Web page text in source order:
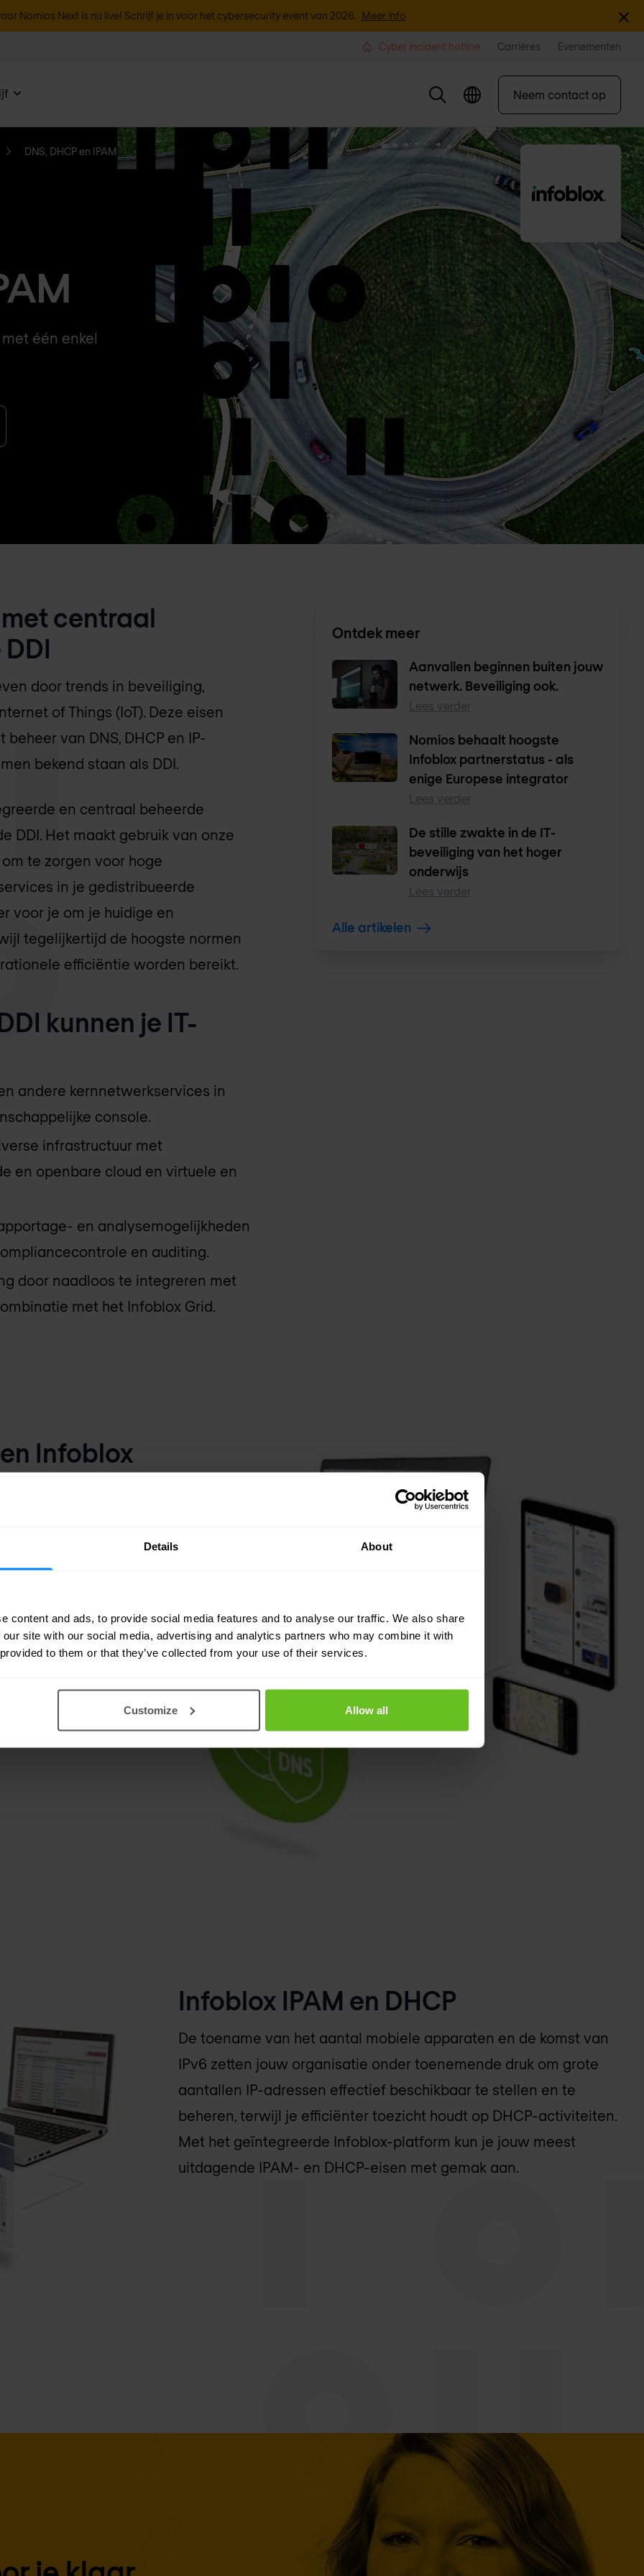
Details About
content and ads, to provide social media features and to analyse our traffic. We also share
site with our social media, advertising and analytics partners who may combine it with
to them or that they’ve collected from your use of their services.
Customize Allow all
Nomios Next is nu live! Schrijf je in voor het cybersecurity event van 2026. Meer info
Cyber incident hotline Carrières Evenementen
Neem contact op
DNS, DHCP en IPAM
één enkel
centraal
door trends in beveiliging,
of Things (IoT). Deze eisen
van DNS, DHCP en IP-
bekend staan als DDI.
en centraal beheerde
DDI. Het maakt gebruik van onze
te zorgen voor hoge
in je gedistribueerde
voor je om je huidige en
tegelijkertijd de hoogste normen
efficiëntie worden bereikt.
kunnen je IT-
andere kernnetwerkservices in
console.
infrastructuur met
en openbare cloud en virtuele en
en analysemogelijkheden
en auditing.
door naadloos te integreren met
met het Infoblox Grid.
Ontdek meer
Aanvallen beginnen buiten jouw
netwerk. Beveiliging ook.
Lees verder
Nomios behaalt hoogste
Infoblox partnerstatus - als
enige Europese integrator
Lees verder
De stille zwakte in de IT-
beveiliging van het hoger
onderwijs
Lees verder
Alle artikelen
Infoblox
als uw
bij het verbinden
Met Infoblox
en
platform
en
u nodig hebt om te
Infoblox IPAM en DHCP
De toename van het aantal mobiele apparaten en de komst van
IPv6 zetten jouw organisatie onder toenemende druk om grote
aantallen IP-adressen effectief beschikbaar te stellen en te
beheren, terwijl je efficiënter toezicht houdt op DHCP-activiteiten.
Met het geïntegreerde Infoblox-platform kun je jouw meest
uitdagende IPAM- en DHCP-eisen met gemak aan.